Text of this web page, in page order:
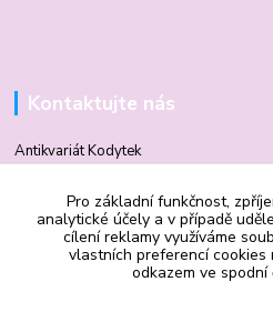
Kontaktujte nás
Antikvariát Kodytek
Mgr. Vilma Kodytková
+420 602 506 510
Pro základní funkčnost,
analytické účely a v případě
cílení reklamy využíváme
vlastních preferencí cookies
odkazem ve spodní